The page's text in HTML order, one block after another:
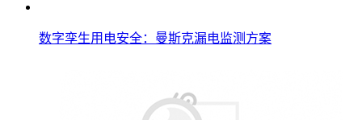
数字孪生用电安全：曼斯克漏电监测方案